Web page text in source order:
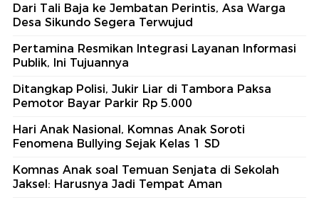
Dari Tali Baja ke Jembatan Perintis, Asa Warga
Desa Sikundo Segera Terwujud
Pertamina Resmikan Integrasi Layanan Informasi
Publik, Ini Tujuannya
Ditangkap Polisi, Jukir Liar di Tambora Paksa
Pemotor Bayar Parkir Rp 5.000
Hari Anak Nasional, Komnas Anak Soroti
Fenomena Bullying Sejak Kelas 1 SD
Komnas Anak soal Temuan Senjata di Sekolah
Jaksel: Harusnya Jadi Tempat Aman